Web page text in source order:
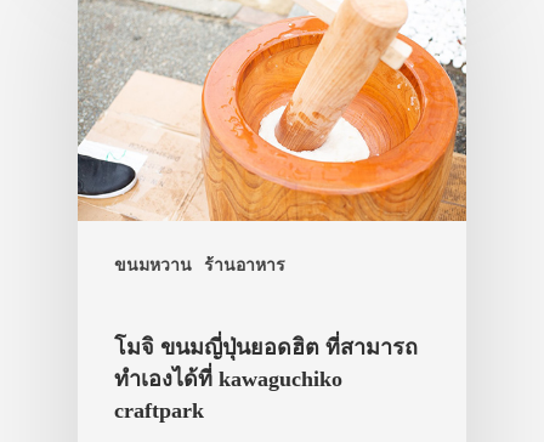
ขนมหวาน ร้านอาหาร
โมจิ ขนมญี่ปุ่นยอดฮิต ที่สามารถ
ทำเองได้ที่ kawaguchiko
craftpark